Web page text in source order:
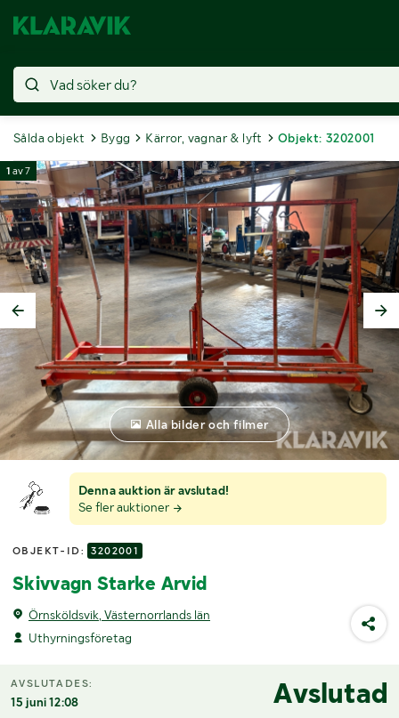
Sålda objekt Bygg Kärror, vagnar & lyft Objekt: 3202001
Denna auktion är avslutad!
Se fler auktioner
OBJEKT-ID: 3202001
Skivvagn Starke Arvid
Örnsköldsvik, Västernorrlands län
Uthyrningsföretag
1 av7
Alla bilder och filmer
AVSLUTADES:
15 juni 12:08 Avslutad